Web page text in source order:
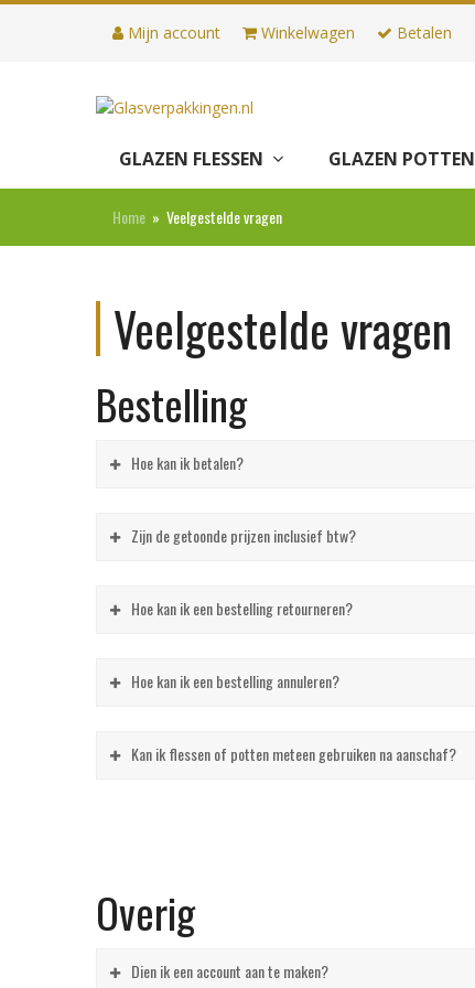
Mijn account Winkelwagen Betalen
GLAZEN FLESSEN GLAZEN POTTEN
Home » Veelgestelde vragen
Veelgestelde vragen
Bestelling
Hoe kan ik betalen?
Zijn de getoonde prijzen inclusief btw?
Hoe kan ik een bestelling retourneren?
Hoe kan ik een bestelling annuleren?
Kan ik flessen of potten meteen gebruiken na aanschaf?
Overig
Dien ik een account aan te maken?